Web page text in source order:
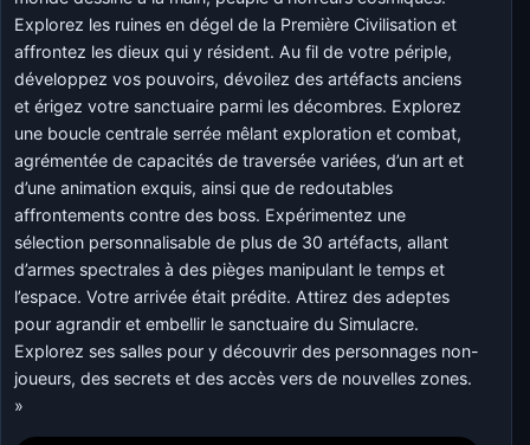
Explorez les ruines en dégel de la Première Civilisation et
affrontez les dieux qui y résident. Au fil de votre périple,
développez vos pouvoirs, dévoilez des artéfacts anciens
et érigez votre sanctuaire parmi les décombres. Explorez
une boucle centrale serrée mêlant exploration et combat,
agrémentée de capacités de traversée variées, d’un art et
d’une animation exquis, ainsi que de redoutables
affrontements contre des boss. Expérimentez une
sélection personnalisable de plus de 30 artéfacts, allant
d’armes spectrales à des pièges manipulant le temps et
l’espace. Votre arrivée était prédite. Attirez des adeptes
pour agrandir et embellir le sanctuaire du Simulacre.
Explorez ses salles pour y découvrir des personnages non-
joueurs, des secrets et des accès vers de nouvelles zones.
»